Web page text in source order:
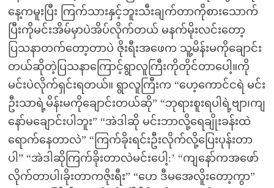
နေ့ကမူးပြီး ကြက်သားနှင့်ဘူးသီးချက်တာကိုစားသောက်
ပြီးကိုမင်းအိမ်မှာပဲအိပ်လိုက်တယ် မနက်မိုးလင်းတော့
ပြသနာတက်တော့တာပဲ ဇိုးရီးအဖေက သူ့မိန်းမကိုချောင်း
တယ်ဆိုတဲ့ပြသနာကြောင့်ရွာလူကြီးကိုတိုင်တာပေါ့။ကို
မင်းပဲလိုက်ရှင်းရတယ်။ ရွာလူကြီးက “ဟေ့ကောင်ငရဲ မင်း
ဦးသာရဲ့မိန်းမကိုချောင်းတယ်ဆို” “ဘုရားစူးရပါရဲ့ဗျာ၊ကျ
နော်မချောင်းပါဘူး” “အဲဒါဆို မင်းဘာလို့ရေချိုးခန်းထဲ
ရောက်နေတာလဲ” “ကြက်ခိုးရင်းဦးလိုက်လို့ပြေးပုန်းတာ
ပါ” “အဲဒါဆိုကြက်ခိုးတာလဲမင်းပေါ့:’ “ကျနော်ကအဖော်
လိုက်တာပါ၊ခိုးတာကဇိုးရီး” “ဟေ ဒီမအေလိူးတော့ကွာ”